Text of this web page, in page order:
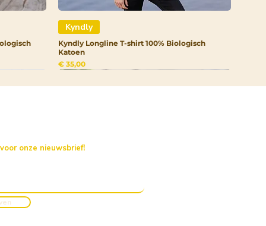
Kyndly
Kyndly Longline T-shirt 100% Biologisch
Katoen
Prijs
€ 35,00
onze nieuwsbrief!